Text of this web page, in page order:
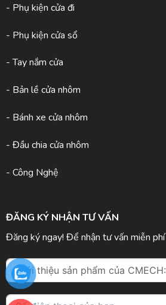
- Phụ kiện cửa đi
- Phụ kiện cửa sổ
- Tay nắm cửa
- Bản lề cửa nhôm
- Bánh xe cửa nhôm
- Đầu chia cửa nhôm
- Công Nghệ
ĐĂNG KÝ NHẬN TƯ VẤN
Đăng ký ngay! Để nhận tư vấn miễn phí